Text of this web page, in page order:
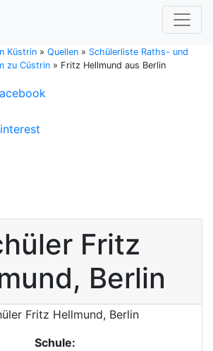
Küstrin » Quellen » Schülerliste Raths- und
zu Cüstrin » Fritz Hellmund aus Berlin
Fritz
, Berlin
Schule: